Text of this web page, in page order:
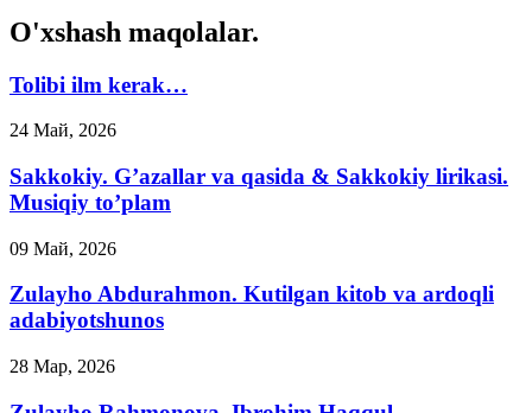
O'xshash maqolalar.
Tolibi ilm kerak…
24 Май, 2026
Sakkokiy. G’azallar va qasida & Sakkokiy lirikasi.
Musiqiy to’plam
09 Май, 2026
Zulayho Abdurahmon. Kutilgan kitob va ardoqli
adabiyotshunos
28 Мар, 2026